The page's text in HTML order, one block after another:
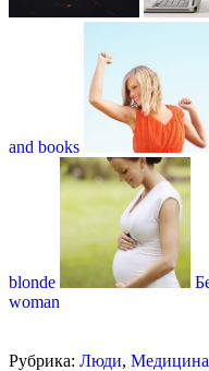
and books
blonde
woman
Рубрика: Люди, Медицина